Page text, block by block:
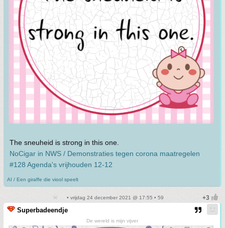
The sneuheid is strong in this one.
NoCigar in NWS / Demonstraties tegen corona maatregelen
#128 Agenda's vrijhouden 12-12
AI / Een giraffe die viool speelt
• vrijdag 24 december 2021 @ 17:55 • 59
Superbadeendje
De wereld is mijn vijver